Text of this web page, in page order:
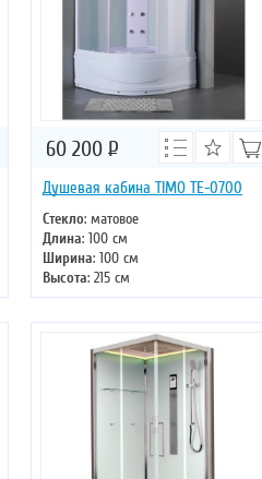
Душевая кабина TIMO TE-0700
Стекло: матовое
Длина: 100 см
Ширина: 100 см
Высота: 215 см
Форма: четверть круга
60 200 Р